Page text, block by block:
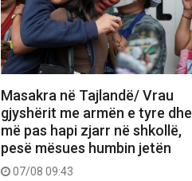
Masakra në Tajlandë/ Vrau
gjyshërit me armën e tyre dhe
më pas hapi zjarr në shkollë,
pesë mësues humbin jetën
07/08 09:43